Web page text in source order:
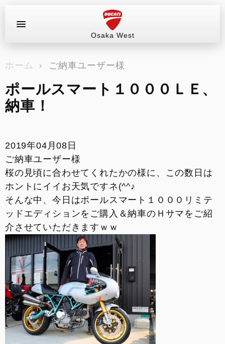
Osaka West
ラインアップ
サービス情報
試乗車
イベント&ツーリング
お支払いシミュレーション
コンフィギュレーター
お問い合わせ
ホーム ご納車ユーザー様
ポールスマート１０００ＬＥ、
納車！
2019年04月08日
ご納車ユーザー様
桜の見頃に合わせてくれたかの様に、この数日は
ホントにイイお天気ですネ(^^♪
そんな中、今日はポールスマート１０００リミテ
ッドエディションをご購入＆納車のＨサマをご紹
介させていただきますｗｗ